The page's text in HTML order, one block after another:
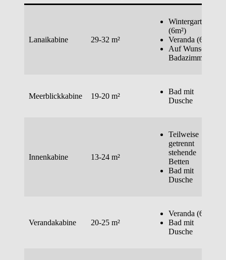
Lanaikabine 29-32 m²
Wintergarten
(6m²)
Veranda (6m²)
Auf Wunsch 2
Badazimmer
Meerblickkabine 19-20 m²
Bad mit
Dusche
Innenkabine 13-24 m²
Teilweise
getrennt
stehende
Betten
Bad mit
Dusche
Verandakabine 20-25 m²
Veranda (6 m²)
Bad mit
Dusche